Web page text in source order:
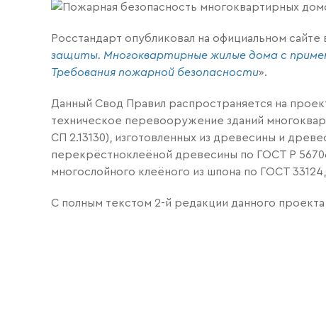
Росстандарт опубликовал на официальном
защиты. Многоквартирные жилые дома с
Требования пожарной безопасности».
Данный Свод Правил распространяется на
техническое перевооружение зданий
СП 2.13130), изготовленных из древесины и
перекрёстноклеёной древесины по ГОСТ Р
многослойного клеёного из шпона по ГОСТ
С полным текстом 2-й редакции данного